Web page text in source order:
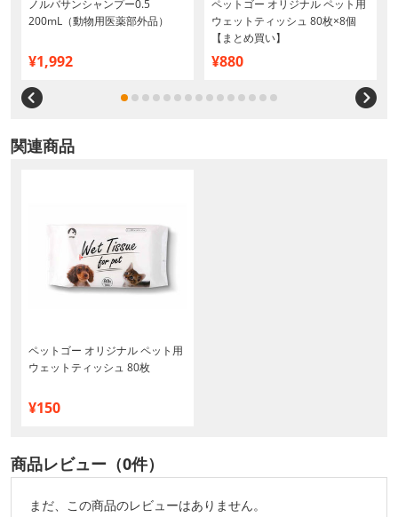
ノルバサンシャンプー0.5
200mL（動物用医薬部外品）
¥1,992
ペットゴー オリジナル ペット用
ウェットティッシュ 80枚×8個
【まとめ買い】
¥880
関連商品
ペットゴー オリジナル ペット用
ウェットティッシュ 80枚
¥150
商品レビュー（0件）
まだ、この商品のレビューはありません。